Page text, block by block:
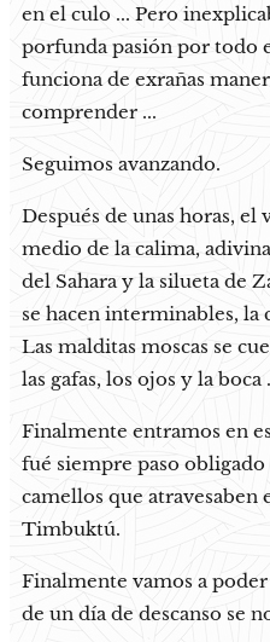
en el culo ... Pero
porfunda pasión por todo
funciona de exrañas
comprender ...
Seguimos avanzando.
Después de unas horas, el
medio de la calima,
del Sahara y la silueta de
se hacen interminables, la
Las malditas moscas se
las gafas, los ojos y la boca
Finalmente entramos en
fué siempre paso obligado
camellos que atravesaben
Timbuktú.
Finalmente vamos a
de un día de descanso se